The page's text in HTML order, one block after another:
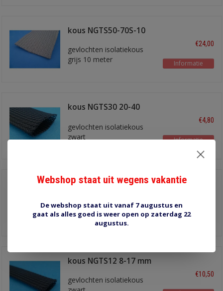
kous NGTS50-70S-10
gevlochten isolatiekous
grijs 10 meter
€24,00
Informatie
kous NGTS30 20-40
gevlochten isolatiekous
zwart
€4,80
Informatie
kous NGTS20 14-26
gevlochten isolatiekous
zwart
Informatie
kous NGTS12 8-17 mm
gevlochten isolatiekous
€10,50
Webshop staat uit wegens vakantie
De webshop staat uit vanaf 7 augustus en
gaat als alles goed is weer open op zaterdag 22
augustus.